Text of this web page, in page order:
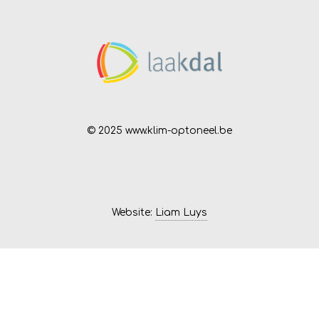
© 2025 www.klim-optoneel.be
Website: Liam Luys